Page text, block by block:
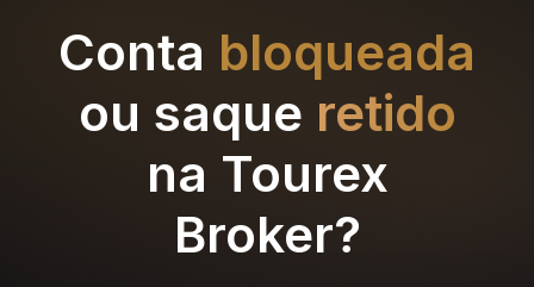
Conta bloqueada
ou saque retido
na Tourex
Broker?